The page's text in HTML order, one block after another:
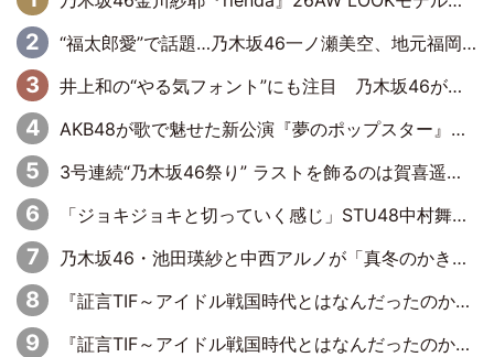
“福太郎愛”で話題…乃木坂46一ノ瀬美空、地元福岡『めんべい25周年トップサポーター』に就任
井上和の“やる気フォント”にも注目 乃木坂46が挑んだ書道パフォーマンスの舞台裏
AKB48が歌で魅せた新公演『夢のポップスター』 初日から全身全霊のステージ
3号連続“乃木坂46祭り” ラストを飾るのは賀喜遥香…5年ぶりの登場に「5年分大人になった私を見ていただけたら」
「ジョキジョキと切っていく感じ」STU48中村舞、新しい挑戦は自らの手で
乃木坂46・池田瑛紗と中西アルノが「真冬のかき氷」騒動で火花散らす！ 因縁の裏にあるのは、逆境をともに“凌”ぐ似た者同士の絆
『証言TIF～アイドル戦国時代とはなんだったのか～』第11回：私立恵比寿中学・真山りか×安本彩花「TIFで10年ぶりのキョンシーメイクをしたら、場を完全に引かせてしまって。時代が変わったんだなって」
『証言TIF～アイドル戦国時代とはなんだったのか～』第6回：でんぱ組.inc・古川未鈴×相沢梨紗「『ハロプロやりたかったな』って言ったら、夢眠ねむさんに『てめえはでんぱ組．incなんだよ！』って肩パンされて(笑)」